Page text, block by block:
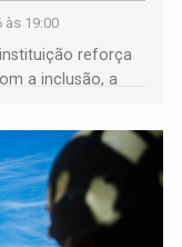
às 19:00
reforça
a inclusão, a